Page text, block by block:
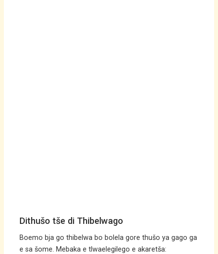
Dithušo tše di Thibelwago
Boemo bja go thibelwa bo bolela gore thušo ya gago ga
e sa šome. Mebaka e tlwaelegilego e akaretša: